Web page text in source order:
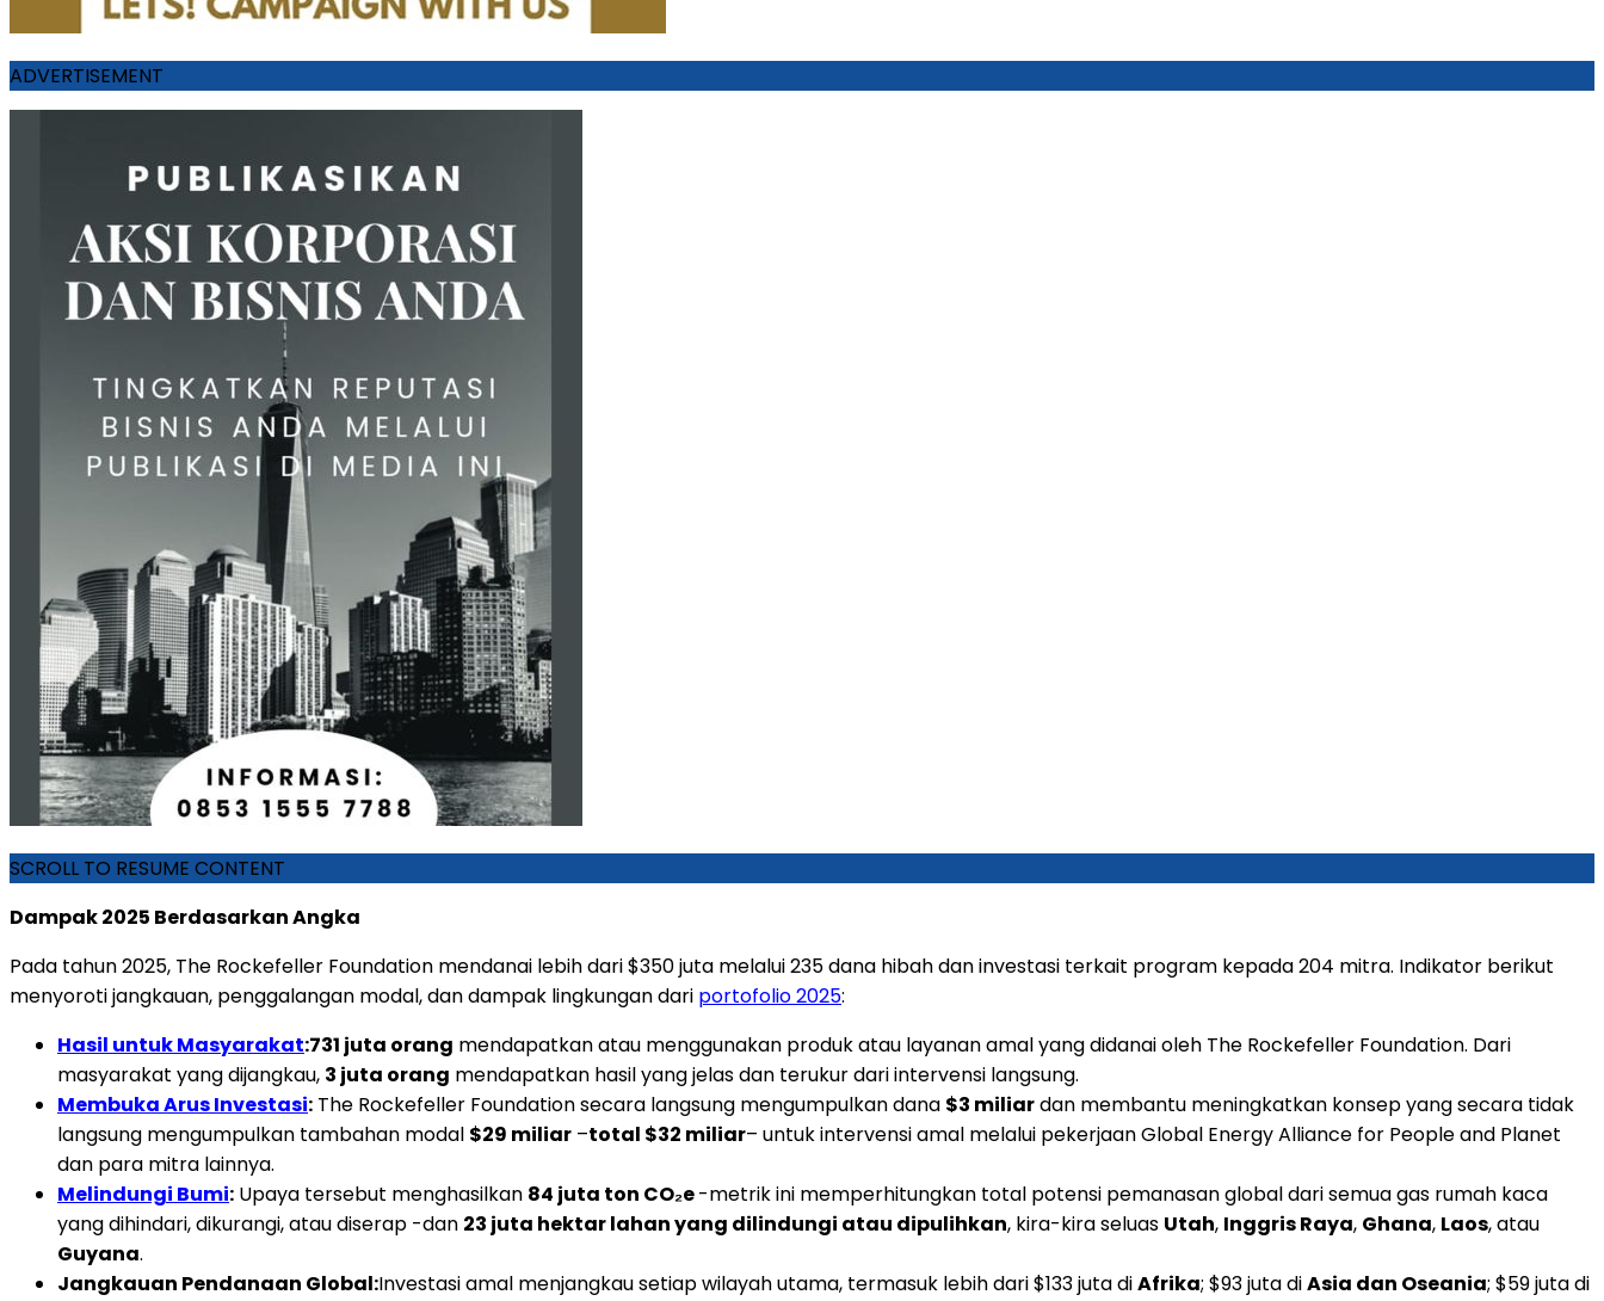
ADVERTISEMENT
SCROLL TO RESUME CONTENT
Dampak 2025 Berdasarkan Angka
Pada tahun 2025, The Rockefeller Foundation mendanai lebih dari $350 juta melalui 235 dana hibah dan investasi terkait program kepada 204 mitra. Indikator berikut
menyoroti jangkauan, penggalangan modal, dan dampak lingkungan dari portofolio 2025:
Hasil untuk Masyarakat:731 juta orang mendapatkan atau menggunakan produk atau layanan amal yang didanai oleh The Rockefeller Foundation. Dari
masyarakat yang dijangkau, 3 juta orang mendapatkan hasil yang jelas dan terukur dari intervensi langsung.
Membuka Arus Investasi: The Rockefeller Foundation secara langsung mengumpulkan dana $3 miliardan membantu meningkatkan konsep yang secara tidak
langsung mengumpulkan tambahan modal $29 miliar –total $32 miliar– untuk intervensi amal melalui pekerjaan Global Energy Alliance for People and Planet
dan para mitra lainnya.
Melindungi Bumi: Upaya tersebut menghasilkan 84 juta ton CO₂e-metrik ini memperhitungkan total potensi pemanasan global dari semua gas rumah kaca
yang dihindari, dikurangi, atau diserap -dan 23 juta hektar lahan yang dilindungi atau dipulihkan, kira-kira seluas Utah, Inggris Raya, Ghana, Laos, atau
Guyana.
Jangkauan Pendanaan Global:Investasi amal menjangkau setiap wilayah utama, termasuk lebih dari $133 juta diAfrika; $93 juta diAsia dan Oseania; $59 juta di